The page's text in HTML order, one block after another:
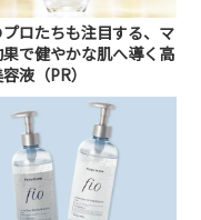
ロたちも注目する、マ
で健やかな肌へ導く高
液（PR）